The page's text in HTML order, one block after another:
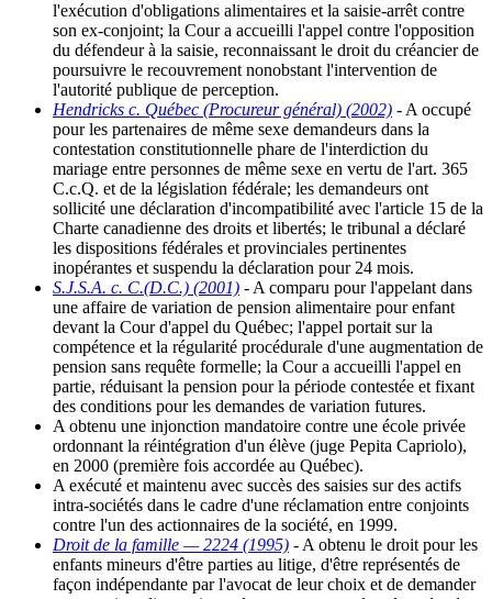
l'exécution d'obligations alimentaires et la saisie-arrêt contre
son ex-conjoint; la Cour a accueilli l'appel contre l'opposition
du défendeur à la saisie, reconnaissant le droit du créancier de
poursuivre le recouvrement nonobstant l'intervention de
l'autorité publique de perception.
Hendricks c. Québec (Procureur général) (2002) - A occupé
pour les partenaires de même sexe demandeurs dans la
contestation constitutionnelle phare de l'interdiction du
mariage entre personnes de même sexe en vertu de l'art. 365
C.c.Q. et de la législation fédérale; les demandeurs ont
sollicité une déclaration d'incompatibilité avec l'article 15 de la
Charte canadienne des droits et libertés; le tribunal a déclaré
les dispositions fédérales et provinciales pertinentes
inopérantes et suspendu la déclaration pour 24 mois.
S.J.S.A. c. C.(D.C.) (2001) - A comparu pour l'appelant dans
une affaire de variation de pension alimentaire pour enfant
devant la Cour d'appel du Québec; l'appel portait sur la
compétence et la régularité procédurale d'une augmentation de
pension sans requête formelle; la Cour a accueilli l'appel en
partie, réduisant la pension pour la période contestée et fixant
des conditions pour les demandes de variation futures.
A obtenu une injonction mandatoire contre une école privée
ordonnant la réintégration d'un élève (juge Pepita Capriolo),
en 2000 (première fois accordée au Québec).
A exécuté et maintenu avec succès des saisies sur des actifs
intra-sociétés dans le cadre d'une réclamation entre conjoints
contre l'un des actionnaires de la société, en 1999.
Droit de la famille — 2224 (1995) - A obtenu le droit pour les
enfants mineurs d'être parties au litige, d'être représentés de
façon indépendante par l'avocat de leur choix et de demander